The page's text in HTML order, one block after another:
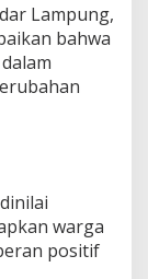
Lampung,
bahwa
warga
positif